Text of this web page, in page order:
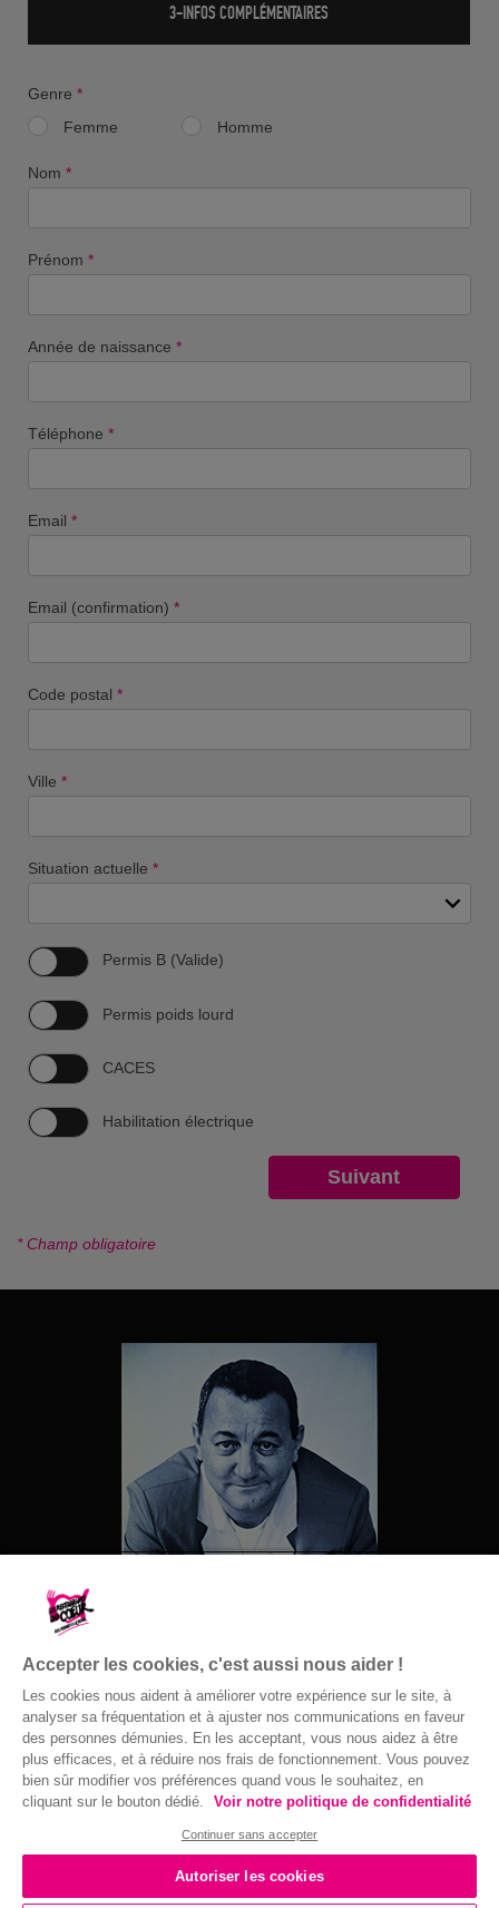
3-INFOS COMPLÉMENTAIRES
Genre *
Femme
Homme
Nom *
Prénom *
Année de naissance *
Téléphone *
Email *
Email (confirmation) *
Code postal *
Ville *
Situation actuelle *
Permis B (Valide)
Permis poids lourd
CACES
Habilitation électrique
* Champ obligatoire
© Gaston Bergeret
Confidentialité|Accessibilité : non conforme|Mentions Légales| 2016 ©
Accepter les cookies, c'est aussi nous aider !
Les cookies nous aident à améliorer votre expérience sur le site, à
analyser sa fréquentation et à ajuster nos communications en faveur
des personnes démunies. En les acceptant, vous nous aidez à être
plus efficaces, et à réduire nos frais de fonctionnement. Vous pouvez
bien sûr modifier vos préférences quand vous le souhaitez, en
cliquant sur le bouton dédié.
Voir notre politique de confidentialité
Continuer sans accepter
Autoriser les cookies